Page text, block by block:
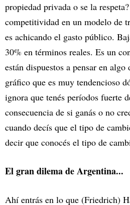
propiedad privada o se la
competitividad en un modelo de
es achicando el gasto público.
30% en términos reales. Es un
están dispuestos a pensar en
gráfico que es muy tendencioso
ignora que tenés períodos fuerte
consecuencia de si ganás o no
cuando decís que el tipo de
decir que conocés el tipo de
El gran dilema de Argentina...
Ahí entrás en lo que (Friedrich)